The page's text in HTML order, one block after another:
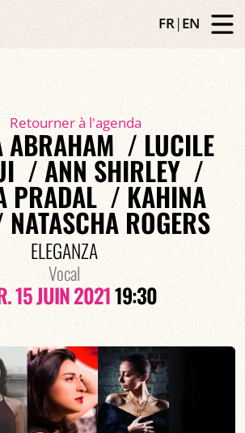
FR|EN
Retourner à l'agenda
ABRAHAM / LUCILE
/ ANN SHIRLEY /
PRADAL / KAHINA
ROGERS
ELEGANZA
Vocal
15 JUIN 202119:30